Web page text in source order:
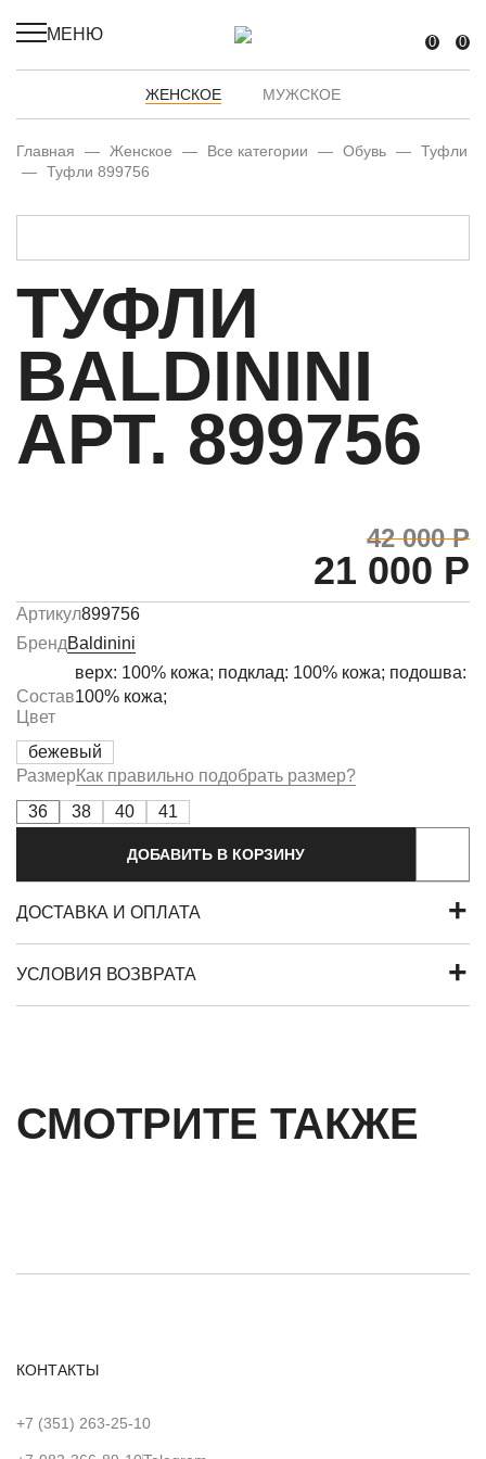
МЕНЮ 0 0
ЖЕНСКОЕ МУЖСКОЕ
Главная — Женское — Все категории — Обувь — Туфли
— Туфли 899756
ТУФЛИ
BALDININI
АРТ. 899756
42 000 Р
21 000 Р
Артикул899756
БрендBaldinini
Состав
верх: 100% кожа; подклад: 100% кожа; подошва:
100% кожа;
Цвет
бежевый
РазмерКак правильно подобрать размер?
36
38 40 41
ДОБАВИТЬ В КОРЗИНУ
ДОСТАВКА И ОПЛАТА
УСЛОВИЯ ВОЗВРАТА
СМОТРИТЕ ТАКЖЕ
КОНТАКТЫ
+7 (351) 263-25-10